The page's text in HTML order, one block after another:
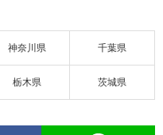
神奈川県 千葉県
栃木県 茨城県